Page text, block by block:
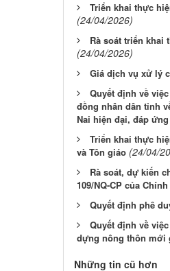
Triển khai thực
(24/04/2026)
Rà soát triển khai
(24/04/2026)
Giá dịch vụ xử lý
Quyết định về
đồng nhân dân tỉnh
Nai hiện đại, đáp
Triển khai thực
và Tôn giáo (24/04/
Rà soát, dự kiến
109/NQ-CP của
Quyết định phê
Quyết định về
dựng nông thôn mới
Những tin cũ hơn